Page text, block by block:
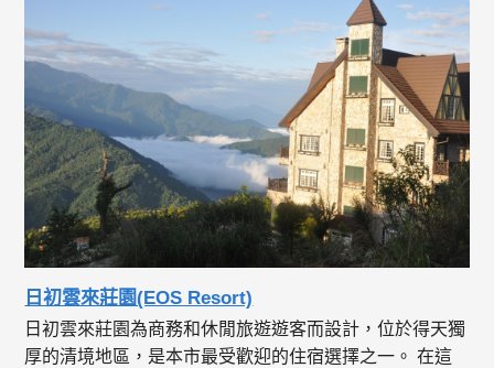
日初雲來莊園(EOS Resort)
日初雲來莊園為商務和休閒旅遊遊客而設計，位於得天獨
厚的清境地區，是本市最受歡迎的住宿選擇之一。 在這